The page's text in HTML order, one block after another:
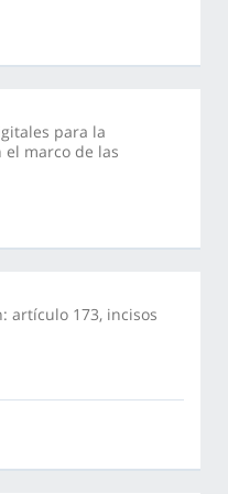
para la
marco de las
artículo 173, incisos